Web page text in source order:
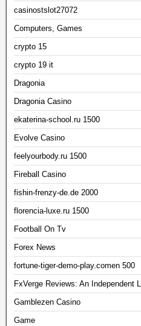
casinostslot27072
Computers, Games
crypto 15
crypto 19 it
Dragonia
Dragonia Casino
ekaterina-school.ru 1500
Evolve Casino
feelyourbody.ru 1500
Fireball Casino
fishin-frenzy-de.de 2000
florencia-luxe.ru 1500
Football On Tv
Forex News
fortune-tiger-demo-play.comen 500
FxVerge Reviews: An Independent
Gamblezen Casino
Game